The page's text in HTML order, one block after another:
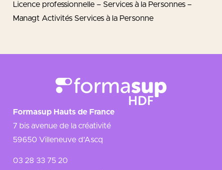
Licence professionnelle – Services à la Personnes –
Managt Activités Services à la Personne
Formasup Hauts de France
7 bis avenue de la créativité
59650 Villeneuve d’Ascq
03 28 33 75 20